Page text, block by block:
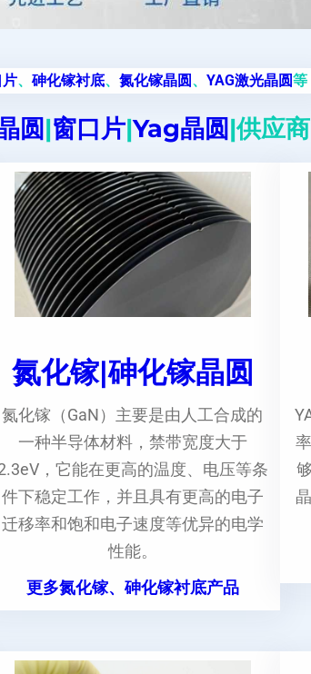
、 砷化镓衬底、 氮化镓晶圆、 YAG激光晶圆等
圆|窗口片|Yag晶圆|供应商
氮化镓|砷化镓晶圆
氮化镓（GaN）主要是由人工合成的
一种半导体材料，禁带宽度大于
，它能在更高的温度、电压等条
件下稳定工作，并且具有更高的电子
迁移率和饱和电子速度等优异的电学
性能。
更多氮化镓、砷化镓衬底产品